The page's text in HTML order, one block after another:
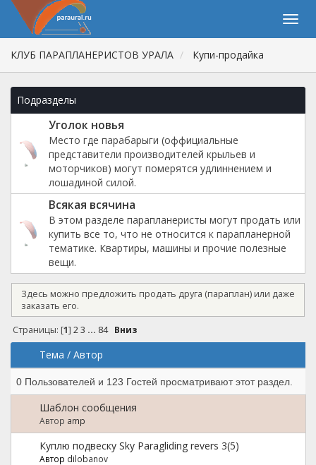
КЛУБ ПАРАПЛАНЕРИСТОВ УРАЛА Купи-продайка
Подразделы
Уголок новья
Место где парабарыги (оффициальные
представители производителей крыльев и
моторчиков) могут померятся удлиннением и
лошадиной силой.
Всякая всячина
В этом разделе парапланеристы могут продать или
купить все то, что не относится к парапланерной
тематике. Квартиры, машины и прочие полезные
вещи.
Здесь можно предложить продать друга (параплан) или даже
заказать его.
Страницы: [1] 2 3 ... 84 Вниз
Тема / Автор
0 Пользователей и 123 Гостей просматривают этот раздел.
Шаблон сообщения
Автор amp
Куплю подвеску Sky Paragliding revers 3(5)
Автор dilobanov